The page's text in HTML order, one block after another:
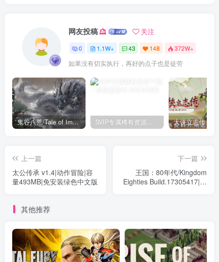
网友投稿 关注
0 1.1W+ 43 148 372W+
如果没有切实执行，再好的点子也是徒劳
鬼谷八荒/Tale of Immortal v1.2.105.259|角色扮演|容量27.4GB|免安装绿色中文版 SVIP专属稀有资源下载 – 持续更新中
上一篇
太公传承 v1.4|动作冒险|容
量493MB|免安装绿色中文版
下一篇
王国：80年代/Kingdom
Eighties Build.17305417|动
其他推荐